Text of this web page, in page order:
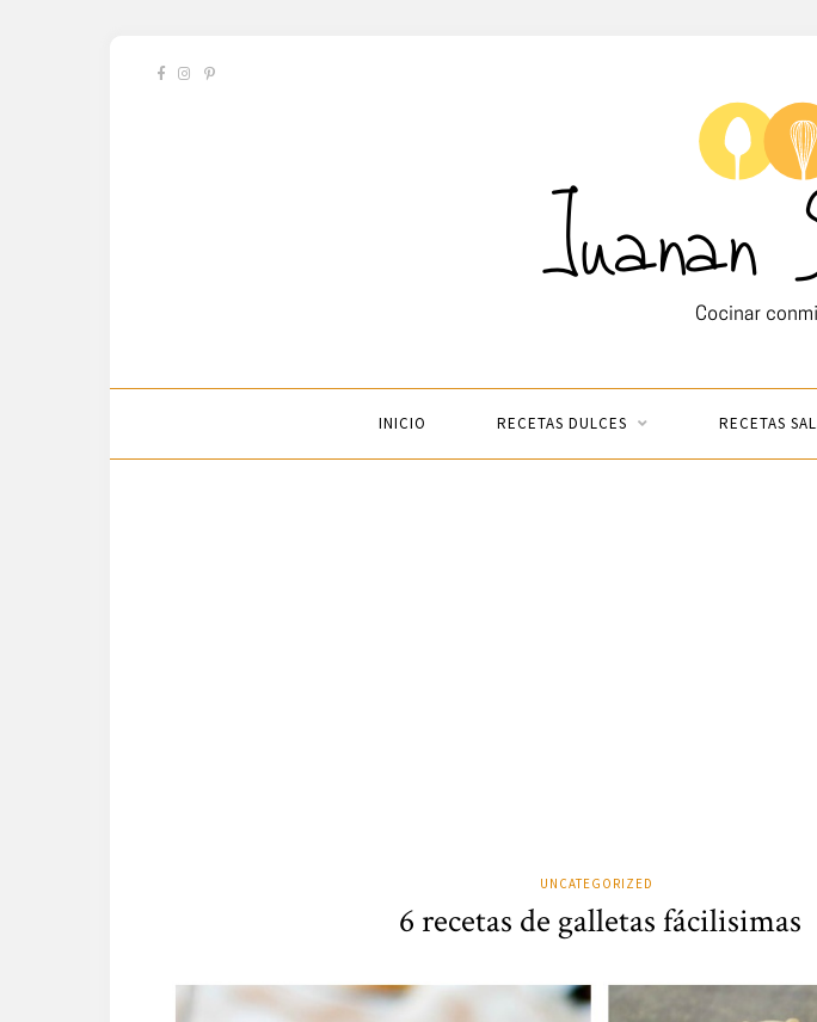
INICIO RECETAS DULCES RECETAS
UNCATEGORIZED
6 recetas de galletas fácilisimas